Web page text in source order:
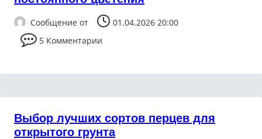
Сообщение от
01.04.2026 20:00
5 Комментарии
Выбор лучших сортов перцев для
открытого грунта